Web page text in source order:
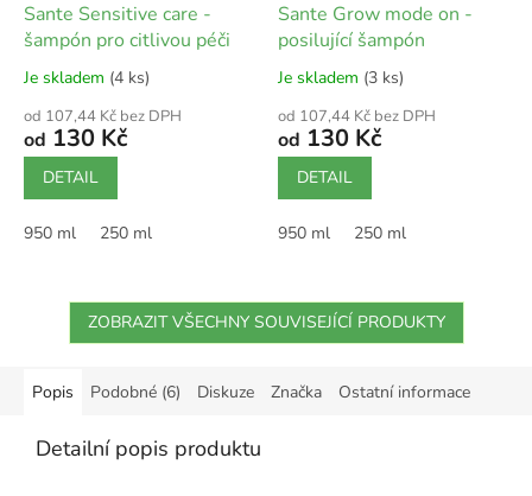
Sante Sensitive care -
šampón pro citlivou péči
Je skladem (4 ks)
od 107,44 Kč bez DPH
od 130 Kč
DETAIL
950 ml 250 ml
Sante Grow mode on -
posilující šampón
Je skladem (3 ks)
od 107,44 Kč bez DPH
od 130 Kč
DETAIL
950 ml 250 ml
ZOBRAZIT VŠECHNY SOUVISEJÍCÍ PRODUKTY
Popis Podobné (6) Diskuze Značka Ostatní informace
Detailní popis produktu